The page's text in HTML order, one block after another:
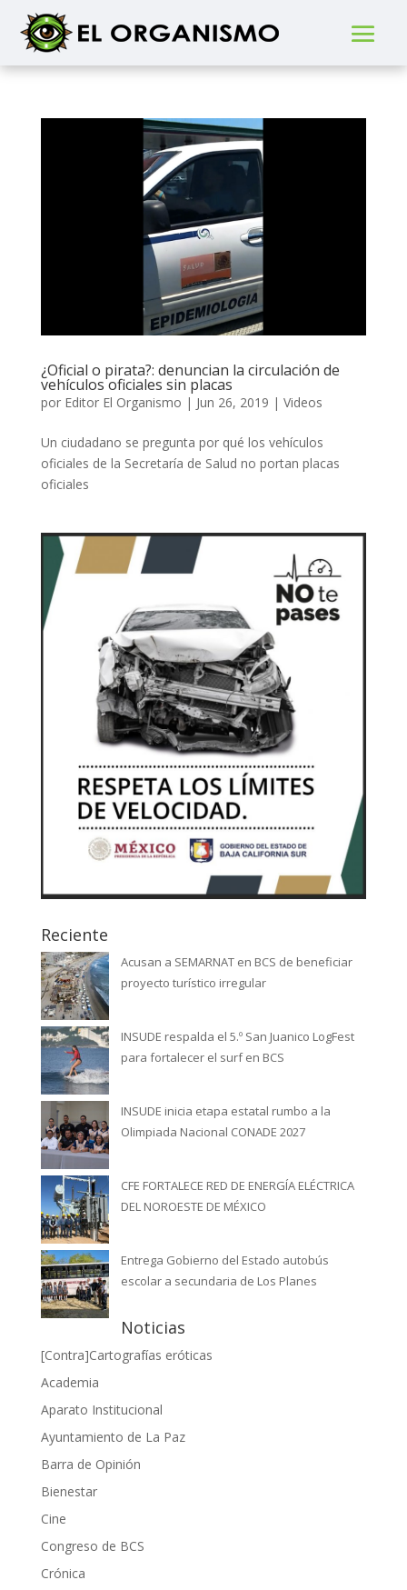
¿Oficial o pirata?: denuncian la circulación de
vehículos oficiales sin placas
por Editor El Organismo | Jun 26, 2019 | Videos
Un ciudadano se pregunta por qué los vehículos
oficiales de la Secretaría de Salud no portan placas
oficiales
Reciente
Acusan a SEMARNAT en BCS de beneficiar
proyecto turístico irregular
INSUDE respalda el 5.º San Juanico LogFest
para fortalecer el surf en BCS
INSUDE inicia etapa estatal rumbo a la
Olimpiada Nacional CONADE 2027
CFE FORTALECE RED DE ENERGÍA ELÉCTRICA
DEL NOROESTE DE MÉXICO
Entrega Gobierno del Estado autobús
escolar a secundaria de Los Planes
Noticias
[Contra]Cartografías eróticas
Academia
Aparato Institucional
Ayuntamiento de La Paz
Barra de Opinión
Bienestar
Cine
Congreso de BCS
Crónica